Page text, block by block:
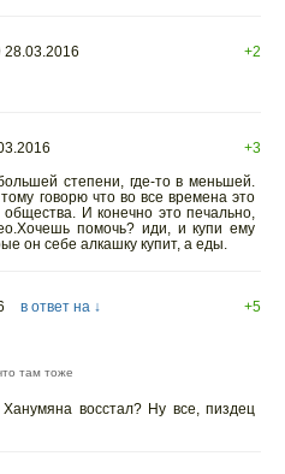
28.03.2016
+2
+3
степени, где-то в меньшей.
говорю что во все времена это
И конечно это печально,
помочь? иди, и купи ему
он себе алкашку купит, а еды.
в ответ на ↓
+5
там тоже
восстал? Ну все, пиздец